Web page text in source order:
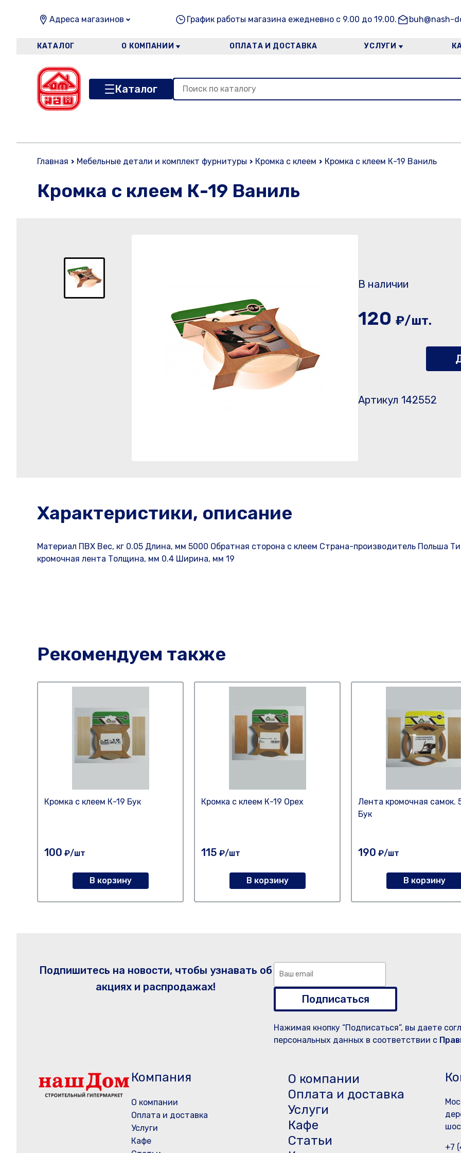
Адреса магазинов График работы магазина ежедневно с 9.00 до 19.00. buh@nash-
КАТАЛОГ О КОМПАНИИ ОПЛАТА И ДОСТАВКА УСЛУГИ
Каталог
Главная Мебельные детали и комплект фурнитуры Кромка с клеем Кромка с клеем К-19 Ваниль
Кромка с клеем К-19 Ваниль
В наличии
120 ₽/шт.
Артикул 142552
Характеристики, описание
Материал ПВХ Вес, кг 0.05 Длина, мм 5000 Обратная сторона с клеем Страна-производитель Польша
кромочная лента Толщина, мм 0.4 Ширина, мм 19
Рекомендуем также
Кромка с клеем К-19 Бук
100 ₽/шт
В корзину
Кромка с клеем К-19 Орех
115 ₽/шт
В корзину
Лента кромочная самок.
Бук
190 ₽/шт
В корзину
Подпишитесь на новости, чтобы узнавать об
акциях и распродажах!
Подписаться
Нажимая кнопку “Подписаться”, вы даете
персональных данных в соответствии с
Компания
О компании
Оплата и доставка
Услуги
Кафе
О компании
Оплата и доставка
Услуги
Кафе
Статьи
+7